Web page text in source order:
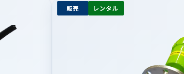
販売 レンタル